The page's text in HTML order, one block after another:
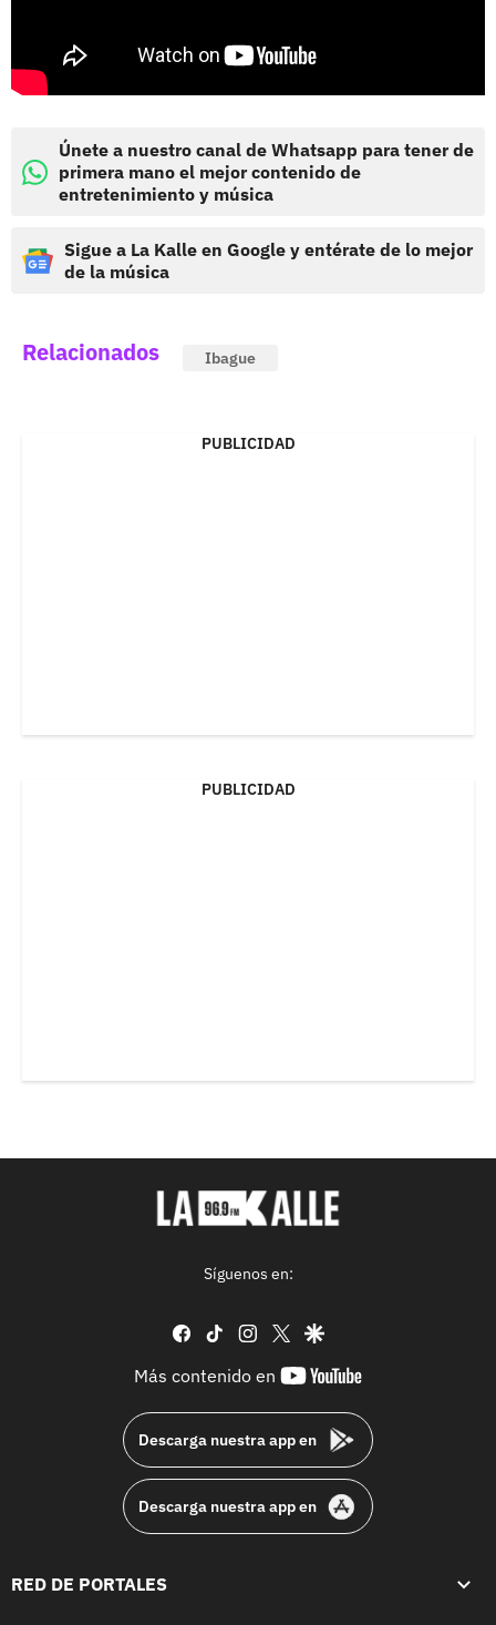
Únete a nuestro canal de Whatsapp para tener de
primera mano el mejor contenido de
entretenimiento y música
Sigue a La Kalle en Google y entérate de lo mejor
de la música
Relacionados Ibague
PUBLICIDAD
PUBLICIDAD
Síguenos en:
facebook
tiktok instagram
twittergoogle
Más contenido en
youtube-
Descarga nuestra app en
Descarga nuestra app en
RED DE PORTALES